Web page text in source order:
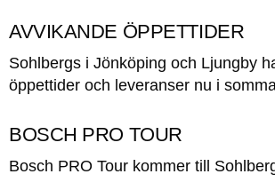
AVVIKANDE ÖPPETTIDER
Sohlbergs i Jönköping och Ljungby
öppettider och leveranser nu i
BOSCH PRO TOUR
Bosch PRO Tour kommer till